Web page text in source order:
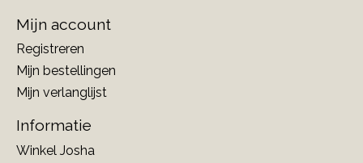
Mijn account
Registreren
Mijn bestellingen
Mijn verlanglijst
Informatie
Winkel Josha